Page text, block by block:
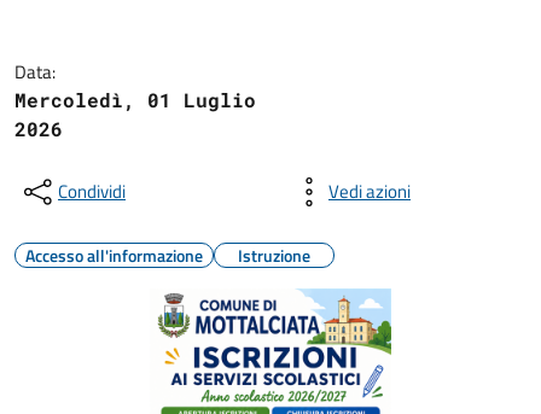
Data:
Mercoledì, 01 Luglio
2026
Condividi Vedi azioni
Accesso all'informazione Istruzione